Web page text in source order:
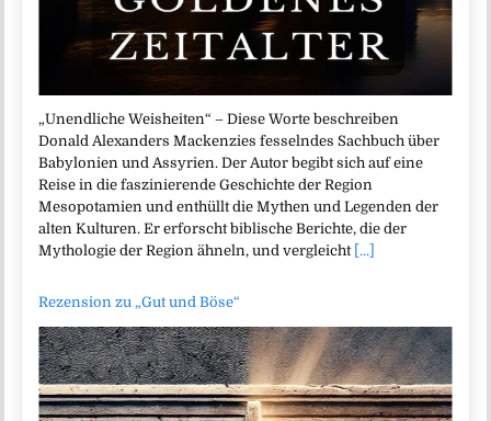
„Unendliche Weisheiten“ – Diese Worte beschreiben
Donald Alexanders Mackenzies fesselndes Sachbuch über
Babylonien und Assyrien. Der Autor begibt sich auf eine
Reise in die faszinierende Geschichte der Region
Mesopotamien und enthüllt die Mythen und Legenden der
alten Kulturen. Er erforscht biblische Berichte, die der
Mythologie der Region ähneln, und vergleicht [...]
Rezension zu „Gut und Böse“